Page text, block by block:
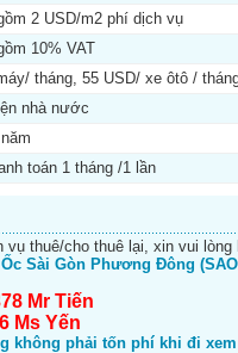
2 USD/m2 phí dịch vụ
10% VAT
tháng, 55 USD/ xe ôtô /
nhà nước
toán 1 tháng /1 lần
thuê/cho thuê lại, xin vui
Sài Gòn Phương Đông
Mr Tiến
Ms Yến
không phải tốn phí khi đi